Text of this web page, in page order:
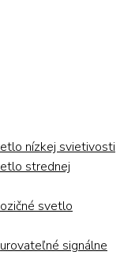
nízkej svietivosti
strednej
svetlo
signálne